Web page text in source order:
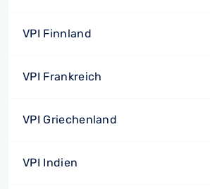
VPI Finnland
VPI Frankreich
VPI Griechenland
VPI Indien